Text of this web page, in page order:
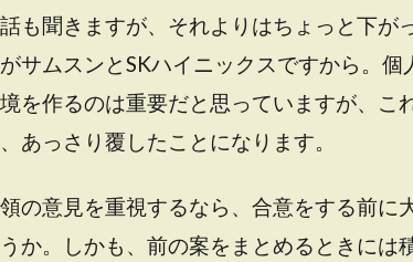
も聞きますが、それよりはちょっと下が
サムスンとSKハイニックスですから。
を作るのは重要だと思っていますが、こ
あっさり覆したことになります。
の意見を重視するなら、合意をする前に
か。しかも、前の案をまとめるときには